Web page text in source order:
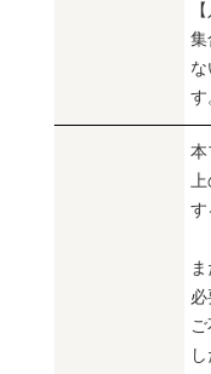
集
す
本
上
す
必